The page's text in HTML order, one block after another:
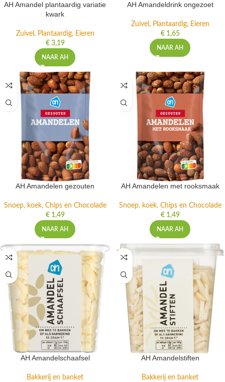
AH Amandel plantaardig variatie
kwark
Zuivel, Plantaardig, Eieren
€3,19
NAAR AH
AH Amandeldrink ongezoet
Zuivel, Plantaardig, Eieren
€1,65
NAAR AH
AH Amandelen gezouten
Snoep, koek, Chips en Chocolade
€1,49
NAAR AH
AH Amandelen met rooksmaak
Snoep, koek, Chips en Chocolade
€1,49
NAAR AH
AH Amandelschaafsel
Bakkerij en banket
AH Amandelstiften
Bakkerij en banket